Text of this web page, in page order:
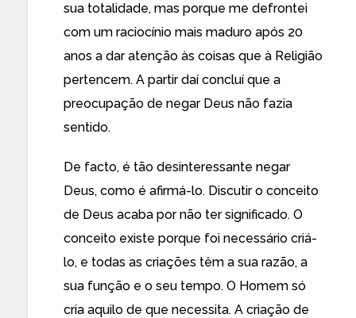
sua totalidade, mas porque me defrontei
com um raciocínio mais maduro após 20
anos a dar atenção às coisas que à Religião
pertencem. A partir daí concluí que a
preocupação de negar Deus não fazia
sentido.
De facto, é tão desinteressante negar
Deus, como é afirmá-lo. Discutir o conceito
de Deus acaba por não ter significado. O
conceito existe porque foi necessário criá-
lo, e todas as criações têm a sua razão, a
sua função e o seu tempo. O Homem só
cria aquilo de que necessita. A criação de